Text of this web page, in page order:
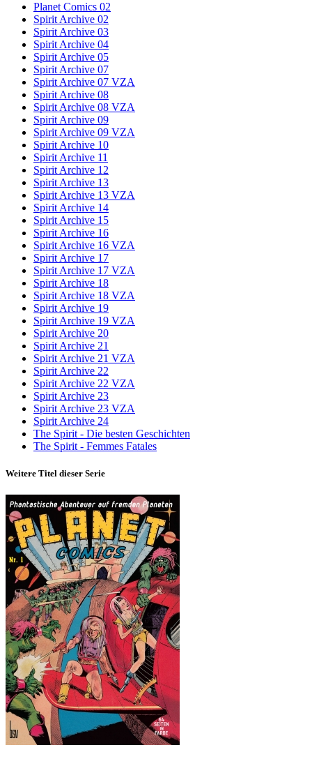
Planet Comics 02
Spirit Archive 02
Spirit Archive 03
Spirit Archive 04
Spirit Archive 05
Spirit Archive 07
Spirit Archive 07 VZA
Spirit Archive 08
Spirit Archive 08 VZA
Spirit Archive 09
Spirit Archive 09 VZA
Spirit Archive 10
Spirit Archive 11
Spirit Archive 12
Spirit Archive 13
Spirit Archive 13 VZA
Spirit Archive 14
Spirit Archive 15
Spirit Archive 16
Spirit Archive 16 VZA
Spirit Archive 17
Spirit Archive 17 VZA
Spirit Archive 18
Spirit Archive 18 VZA
Spirit Archive 19
Spirit Archive 19 VZA
Spirit Archive 20
Spirit Archive 21
Spirit Archive 21 VZA
Spirit Archive 22
Spirit Archive 22 VZA
Spirit Archive 23
Spirit Archive 23 VZA
Spirit Archive 24
The Spirit - Die besten Geschichten
The Spirit - Femmes Fatales
Weitere Titel dieser Serie